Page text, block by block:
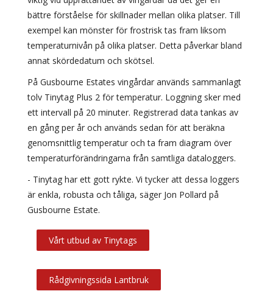
bättre förståelse för skillnader mellan olika platser. Till
exempel kan mönster för frostrisk tas fram liksom
temperaturnivån på olika platser. Detta påverkar bland
annat skördedatum och skötsel.
På Gusbourne Estates vingårdar används sammanlagt
tolv Tinytag Plus 2 för temperatur. Loggning sker med
ett intervall på 20 minuter. Registrerad data tankas av
en gång per år och används sedan för att beräkna
genomsnittlig temperatur och ta fram diagram över
temperaturförändringarna från samtliga dataloggers.
- Tinytag har ett gott rykte. Vi tycker att dessa loggers
är enkla, robusta och tåliga, säger Jon Pollard på
Gusbourne Estate.
Vårt utbud av Tinytags
Rådgivningssida Lantbruk